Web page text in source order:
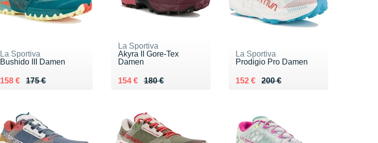
La Sportiva
Bushido III Damen
175 €
Au lieu de 175 €
158 €
Vendu 158 €
La Sportiva
Akyra II Gore-Tex
Damen
180 €
Au lieu de 180 €
154 €
Vendu 154 €
La Sportiva
Prodigio Pro Damen
200 €
Au lieu de 200 €
152 €
Vendu 152 €